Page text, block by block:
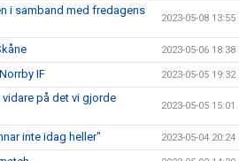
i samband med fredagens
2023-05-08 13:55
2023-05-06 18:38
IF 2023-05-05 19:32
på det vi gjorde
2023-05-05 15:01
inte idag heller" 2023-05-04 20:24